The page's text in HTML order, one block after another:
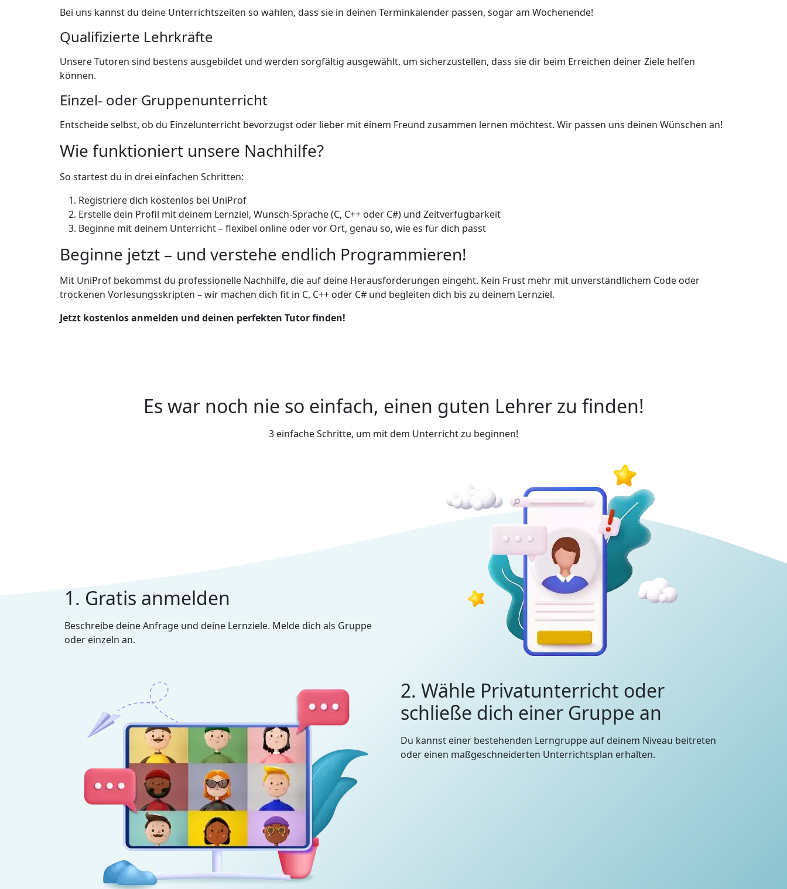
Bei uns kannst du deine Unterrichtszeiten so wählen, dass sie in deinen Terminkalender passen, sogar am Wochenende!
Qualifizierte Lehrkräfte
Unsere Tutoren sind bestens ausgebildet und werden sorgfältig ausgewählt, um sicherzustellen, dass sie dir beim Erreichen deiner Ziele helfen
können.
Einzel- oder Gruppenunterricht
Entscheide selbst, ob du Einzelunterricht bevorzugst oder lieber mit einem Freund zusammen lernen möchtest. Wir passen uns deinen Wünschen an!
Wie funktioniert unsere Nachhilfe?
So startest du in drei einfachen Schritten:
Registriere dich kostenlos bei UniProf
Erstelle dein Profil mit deinem Lernziel, Wunsch-Sprache (C, C++ oder C#) und Zeitverfügbarkeit
Beginne mit deinem Unterricht – flexibel online oder vor Ort, genau so, wie es für dich passt
Beginne jetzt – und verstehe endlich Programmieren!
Mit UniProf bekommst du professionelle Nachhilfe, die auf deine Herausforderungen eingeht. Kein Frust mehr mit unverständlichem Code oder
trockenen Vorlesungsskripten – wir machen dich fit in C, C++ oder C# und begleiten dich bis zu deinem Lernziel.
Jetzt kostenlos anmelden und deinen perfekten Tutor finden!
Es war noch nie so einfach, einen guten Lehrer zu finden!
3 einfache Schritte, um mit dem Unterricht zu beginnen!
1. Gratis anmelden
Beschreibe deine Anfrage und deine Lernziele. Melde dich als Gruppe
oder einzeln an.
2. Wähle Privatunterricht oder
schließe dich einer Gruppe an
Du kannst einer bestehenden Lerngruppe auf deinem Niveau beitreten
oder einen maßgeschneiderten Unterrichtsplan erhalten.